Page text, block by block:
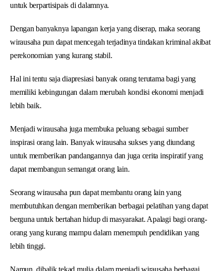
untuk berpartisipais di dalamnya.
Dengan banyaknya lapangan kerja yang diserap, maka seorang
wirausaha pun dapat mencegah terjadinya tindakan kriminal akibat
perekonomian yang kurang stabil.
Hal ini tentu saja diapresiasi banyak orang terutama bagi yang
memiliki kebingungan dalam merubah kondisi ekonomi menjadi
lebih baik.
Menjadi wirausaha juga membuka peluang sebagai sumber
inspirasi orang lain. Banyak wirausaha sukses yang diundang
untuk memberikan pandangannya dan juga cerita inspiratif yang
dapat membangun semangat orang lain.
Seorang wirausaha pun dapat membantu orang lain yang
membutuhkan dengan memberikan berbagai pelatihan yang dapat
berguna untuk bertahan hidup di masyarakat. Apalagi bagi orang-
orang yang kurang mampu dalam menempuh pendidikan yang
lebih tinggi.
Namun, dibalik tekad mulia dalam menjadi wirausaha berbagai